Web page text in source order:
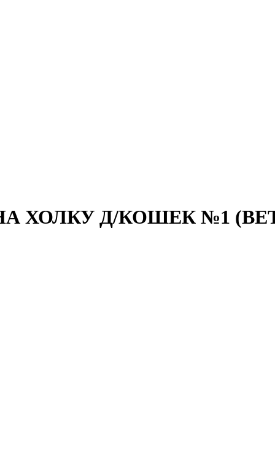
ХОЛКУ Д/КОШЕК №1